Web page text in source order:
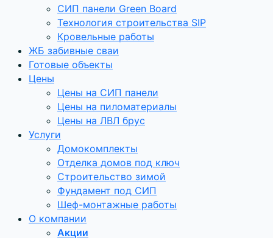
СИП панели Green Board
Технология строительства SIP
Кровельные работы
ЖБ забивные сваи
Готовые объекты
Цены
Цены на СИП панели
Цены на пиломатериалы
Цены на ЛВЛ брус
Услуги
Домокомплекты
Отделка домов под ключ
Строительство зимой
Фундамент под СИП
Шеф-монтажные работы
О компании
Акции